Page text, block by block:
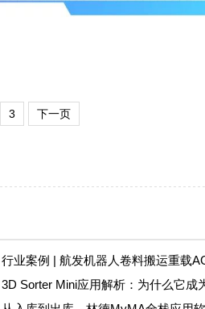
3 下一页